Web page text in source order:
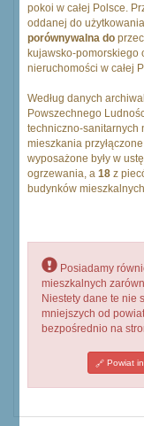
pokoi w całej Polsce.
oddanej do
porównywalna do
kujawsko-pomorskiego
nieruchomości w całej
Według danych
Powszechnego
techniczno-sanitarnych
mieszkania
wyposażone były w
ogrzewania, a 18 z
budynków
Posiadamy
mieszkalnych
Niestety dane te nie
mniejszych od
bezpośrednio na
Powiat